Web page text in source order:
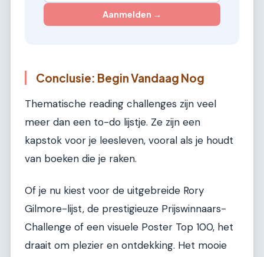
Aanmelden →
Conclusie: Begin Vandaag Nog
Thematische reading challenges zijn veel
meer dan een to-do lijstje. Ze zijn een
kapstok voor je leesleven, vooral als je houdt
van boeken die je raken.
Of je nu kiest voor de uitgebreide Rory
Gilmore-lijst, de prestigieuze Prijswinnaars-
Challenge of een visuele Poster Top 100, het
draait om plezier en ontdekking. Het mooie